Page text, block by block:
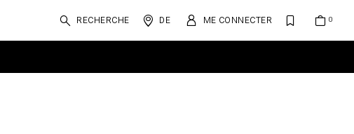
RECHERCHE DE ME CONNECTER